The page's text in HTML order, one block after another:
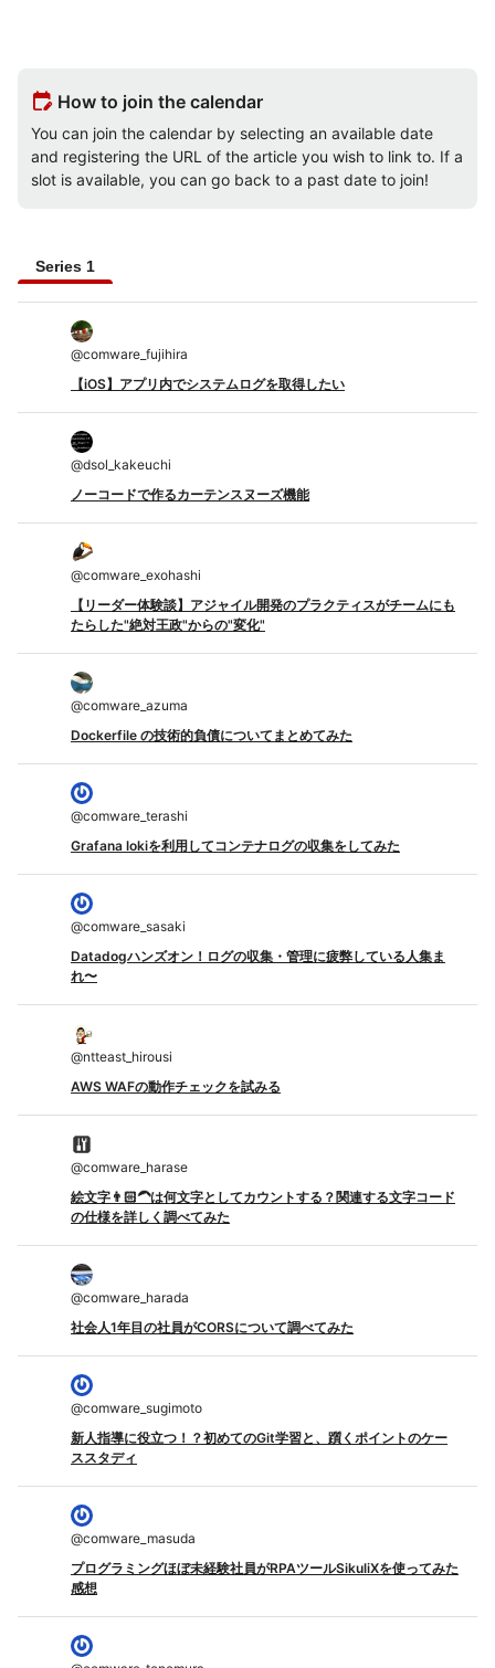
edit_calendar How to join the calendar
You can join the calendar by selecting an available date
and registering the URL of the article you wish to link to. If a
slot is available, you can go back to a past date to join!
Series 1
@comware_fujihira
【iOS】アプリ内でシステムログを取得したい
@dsol_kakeuchi
ノーコードで作るカーテンスヌーズ機能
@comware_exohashi
【リーダー体験談】アジャイル開発のプラクティスがチームにも
たらした"絶対王政"からの"変化"
@comware_azuma
Dockerfile の技術的負債についてまとめてみた
@comware_terashi
Grafana lokiを利用してコンテナログの収集をしてみた
@comware_sasaki
Datadogハンズオン！ログの収集・管理に疲弊している人集ま
れ〜
@ntteast_hirousi
AWS WAFの動作チェックを試みる
@comware_harase
絵文字👨🏻‍🦱は何文字としてカウントする？関連する文字コード
の仕様を詳しく調べてみた
@comware_harada
社会人1年目の社員がCORSについて調べてみた
@comware_sugimoto
新人指導に役立つ！？初めてのGit学習と、躓くポイントのケー
ススタディ
@comware_masuda
プログラミングほぼ未経験社員がRPAツールSikuliXを使ってみた
感想